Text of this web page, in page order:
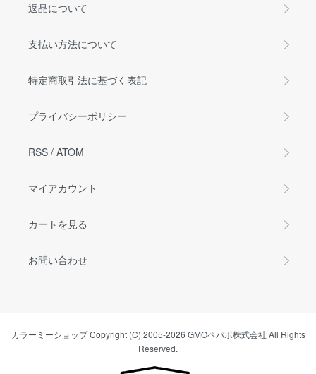
返品について
支払い方法について
特定商取引法に基づく表記
プライバシーポリシー
RSS / ATOM
マイアカウント
カートを見る
お問い合わせ
カラーミーショップCopyright (C) 2005-2026 GMOペパボ株式会社 All Rights
Reserved.